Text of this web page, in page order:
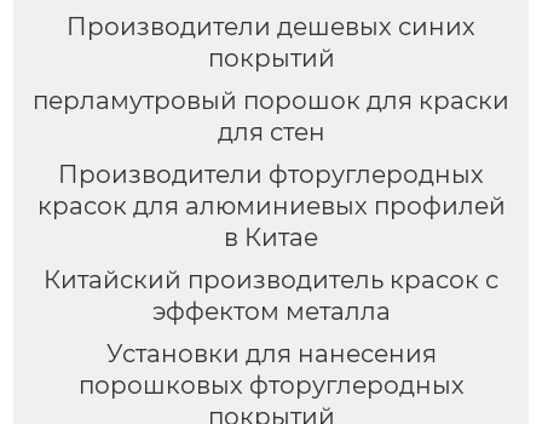
Производители дешевых синих
покрытий
перламутровый порошок для краски
для стен
Производители фторуглеродных
красок для алюминиевых профилей
в Китае
Китайский производитель красок с
эффектом металла
Установки для нанесения
порошковых фторуглеродных
покрытий